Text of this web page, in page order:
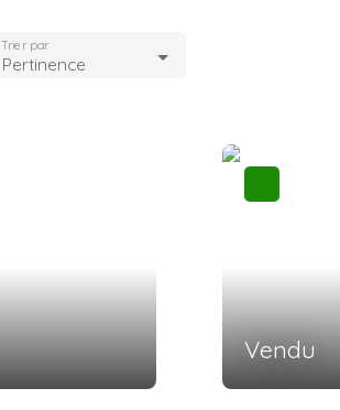
Pertinence
Trier par
Vendu